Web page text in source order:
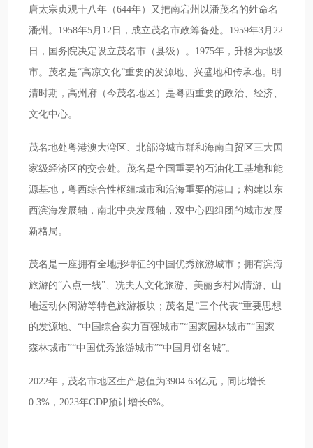
唐太宗贞观十八年（644年）又把南宕州以潘茂名的姓命名
潘州。1958年5月12日，成立茂名市政筹备处。1959年3月22
日，国务院决定设立茂名市（县级）。1975年，升格为地级
市。茂名是“高凉文化”重要的发源地、兴盛地和传承地。明
清时期，高州府（今茂名地区）是粤西重要的政治、经济、
文化中心。
茂名地处粤港澳大湾区、北部湾城市群和海南自贸区三大国
家级经济区的交会处。茂名是全国重要的石油化工基地和能
源基地，粤西综合性枢纽城市和沿海重要的港口；构建以东
西滨海发展轴，南北中央发展轴，双中心四组团的城市发展
新格局。
茂名是一座拥有全地形特征的中国优秀旅游城市；拥有滨海
旅游的“六点一线”、冼夫人文化旅游、美丽乡村风情游、山
地运动休闲游等特色旅游板块；茂名是”三个代表“重要思想
的发源地、“中国综合实力百强城市”“国家园林城市”“国家
森林城市”“中国优秀旅游城市”“中国月饼名城”。
2022年，茂名市地区生产总值为3904.63亿元，同比增长
0.3%，2023年GDP预计增长6%。